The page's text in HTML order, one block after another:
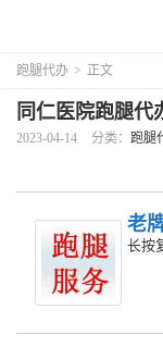
跑腿代办 > 正文
同仁医院跑腿代
2023-04-14 分类： 跑腿
老
长按